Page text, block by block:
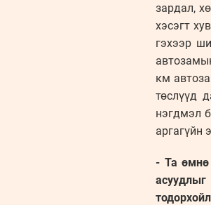
зардал,
хэсэгт
гэхээр
км
төслүүд
нэгдмэл
аргагүйн
- Та өмнө